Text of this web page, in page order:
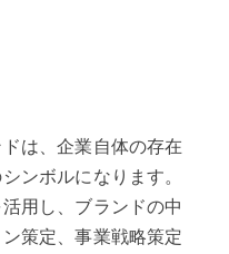
は、企業自体の存在
ンボルになります。
用し、ブランドの中
策定、事業戦略策定